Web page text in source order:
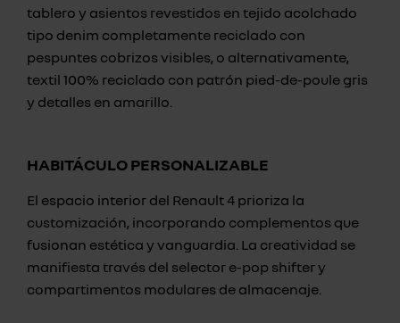
tablero y asientos revestidos en tejido acolchado
tipo denim completamente reciclado con
pespuntes cobrizos visibles, o alternativamente,
textil 100% reciclado con patrón pied-de-poule gris
y detalles en amarillo.
HABITÁCULO PERSONALIZABLE
El espacio interior del Renault 4 prioriza la
customización, incorporando complementos que
fusionan estética y vanguardia. La creatividad se
manifiesta través del selector e-pop shifter y
compartimentos modulares de almacenaje.